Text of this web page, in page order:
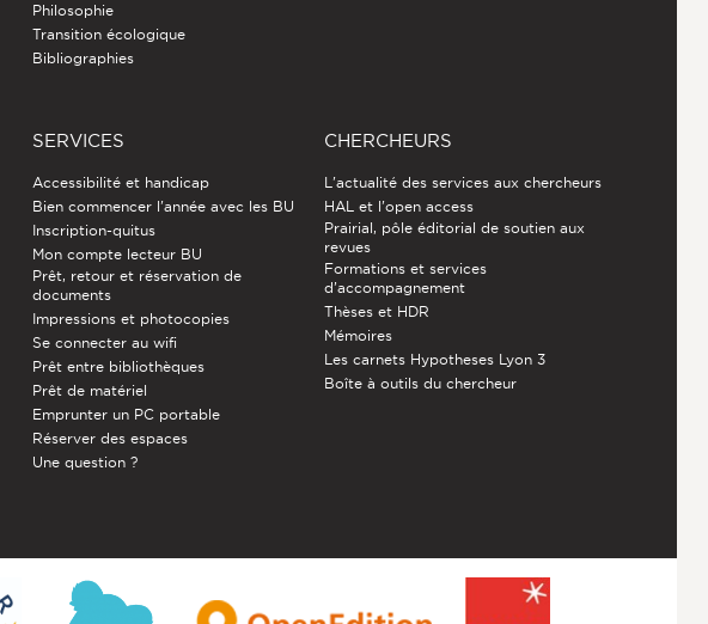
Philosophie
Transition écologique
Bibliographies
SERVICES
Accessibilité et handicap
Bien commencer l'année avec les BU
Inscription-quitus
Mon compte lecteur BU
Prêt, retour et réservation de
documents
Impressions et photocopies
Se connecter au wifi
Prêt entre bibliothèques
Prêt de matériel
Emprunter un PC portable
Réserver des espaces
Une question ?
CHERCHEURS
L'actualité des services aux chercheurs
HAL et l'open access
Prairial, pôle éditorial de soutien aux
revues
Formations et services
d’accompagnement
Thèses et HDR
Mémoires
Les carnets Hypotheses Lyon 3
Boîte à outils du chercheur